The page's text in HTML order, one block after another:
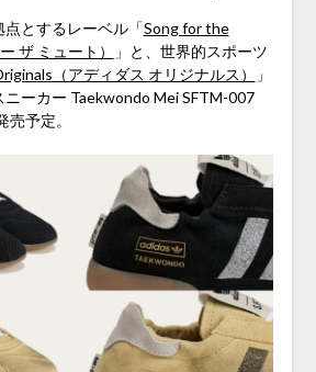
とするレーベル「Song for the
ザ ミュート）
」と、世界的スポーツ
（アディダス オリジナルス）
」
ーカー Taekwondo Mei SFTM-007
予定。